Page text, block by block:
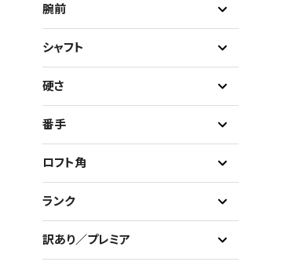
腕前
シャフト
硬さ
番手
ロフト角
ランク
訳あり／プレミア